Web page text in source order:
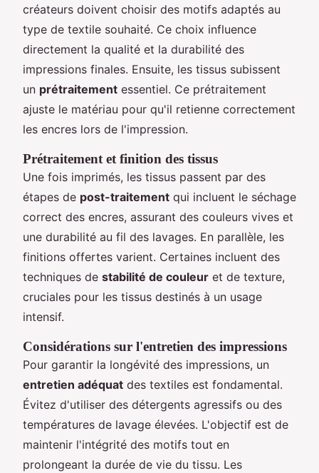
créateurs doivent choisir des motifs adaptés au
type de textile souhaité. Ce choix influence
directement la qualité et la durabilité des
impressions finales. Ensuite, les tissus subissent
un prétraitement essentiel. Ce prétraitement
ajuste le matériau pour qu'il retienne correctement
les encres lors de l'impression.
Prétraitement et finition des tissus
Une fois imprimés, les tissus passent par des
étapes de post-traitement qui incluent le séchage
correct des encres, assurant des couleurs vives et
une durabilité au fil des lavages. En parallèle, les
finitions offertes varient. Certaines incluent des
techniques de stabilité de couleur et de texture,
cruciales pour les tissus destinés à un usage
intensif.
Considérations sur l'entretien des impressions
Pour garantir la longévité des impressions, un
entretien adéquat des textiles est fondamental.
Évitez d'utiliser des détergents agressifs ou des
températures de lavage élevées. L'objectif est de
maintenir l'intégrité des motifs tout en
prolongeant la durée de vie du tissu. Les